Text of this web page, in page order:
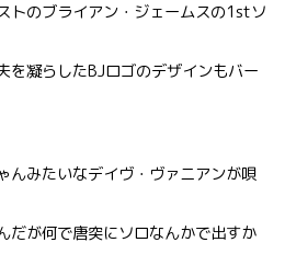
トのブライアン・ジェームスの1stソ
を凝らしたBJロゴのデザインもバー
んみたいなデイヴ・ヴァニアンが唄
だが何で唐突にソロなんかで出すか